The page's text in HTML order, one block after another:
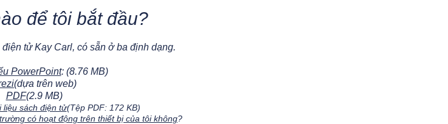
để tôi bắt đầu?
tử Kay Carl, có sẵn ở ba định dạng.
PowerPoint: (8.76 MB)
(dựa trên web)
PDF(2.9 MB)
liệu sách điện tử(Tệp PDF: 172 KB)
có hoạt động trên thiết bị của tôi không?